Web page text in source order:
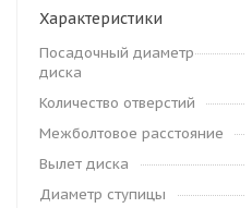
Характеристики
Посадочный диаметр
диска
Количество отверстий
Межболтовое расстояние
Вылет диска
Диаметр ступицы